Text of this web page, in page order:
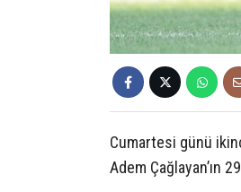
Cumartesi günü
Adem Çağlayan’ın